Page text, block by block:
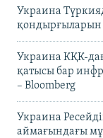
Украина
қондырғыларын
Украина КҚК-
қатысы бар
– Bloomberg
Украина
аймағындағы